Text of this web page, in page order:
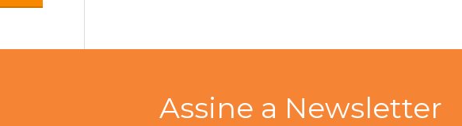
Assine a Newsletter